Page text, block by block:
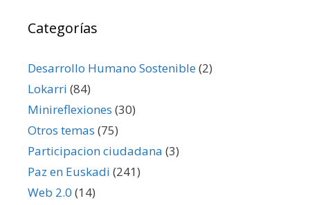
Categorías
Desarrollo Humano Sostenible(2)
Lokarri (84)
Minireflexiones (30)
Otros temas (75)
Participacion ciudadana (3)
Paz en Euskadi (241)
Web 2.0 (14)